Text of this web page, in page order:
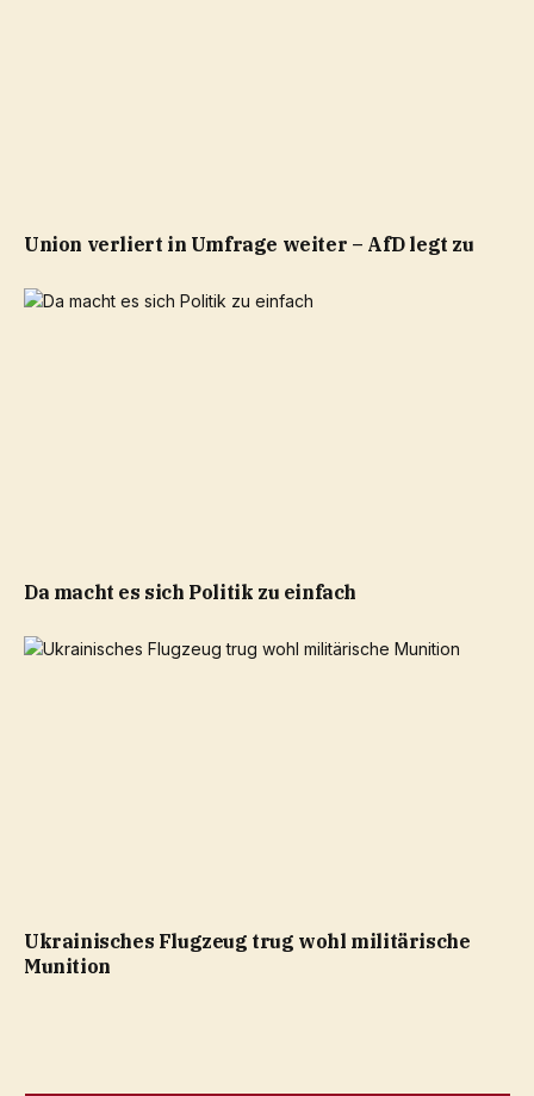
Union verliert in Umfrage weiter – AfD legt zu
Da macht es sich Politik zu einfach
Ukrainisches Flugzeug trug wohl militärische
Munition